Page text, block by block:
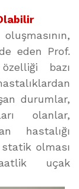
eden Prof.
bazı
durumlar,
olanlar,
hastalığı
statik olması
uçak